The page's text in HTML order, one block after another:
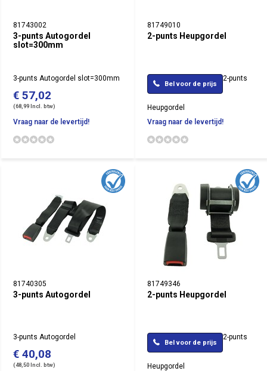
81743002
3-punts Autogordel
slot=300mm
3-punts Autogordel slot=300mm
€ 57,02
(68,99 Incl. btw)
Vraag naar de levertijd!
81749010
2-punts Heupgordel
Bel voor de prijs
2-punts
Heupgordel
Vraag naar de levertijd!
81740305
3-punts Autogordel
3-punts Autogordel
€ 40,08
(48,50 Incl. btw)
81749346
2-punts Heupgordel
Bel voor de prijs
2-punts
Heupgordel